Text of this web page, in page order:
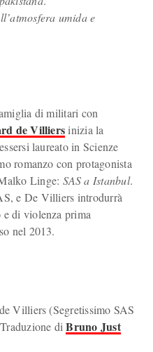
umida e
di militari con
de Villiersinizia la
laureato in Scienze
romanzo con protagonista
Linge: SAS a Istanbul.
e De Villiers introdurrà
e di violenza prima
nel 2013.
Villiers (Segretissimo SAS
diBruno Just